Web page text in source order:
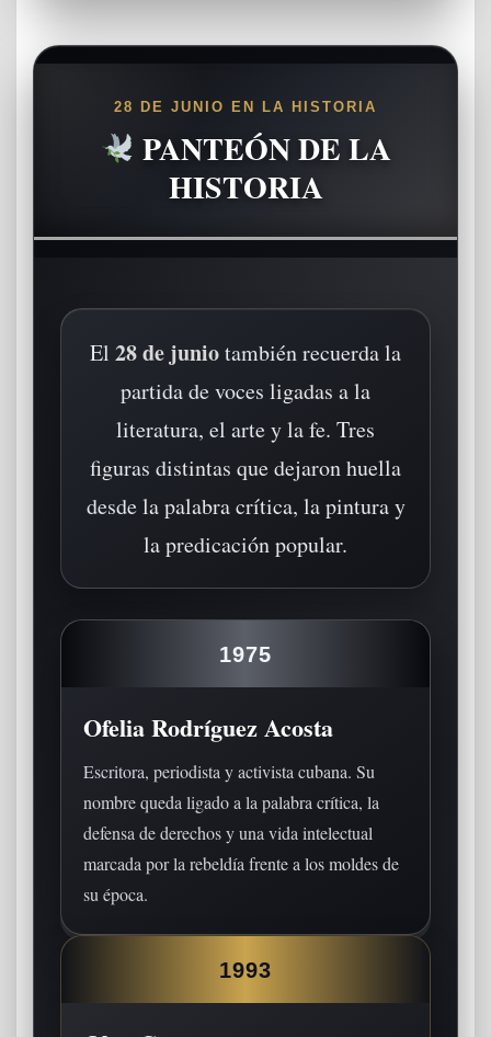
28 DE JUNIO EN LA HISTORIA
PANTEÓN DE LA
HISTORIA
El 28 de juniotambién recuerda la
partida de voces ligadas a la
literatura, el arte y la fe. Tres
figuras distintas que dejaron huella
desde la palabra crítica, la pintura y
la predicación popular.
1975
Ofelia Rodríguez Acosta
Escritora, periodista y activista cubana. Su
nombre queda ligado a la palabra crítica, la
defensa de derechos y una vida intelectual
marcada por la rebeldía frente a los moldes de
su época.
1993